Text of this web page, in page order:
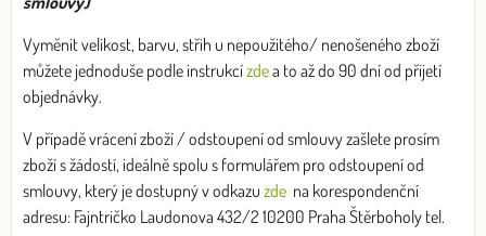
Vyměnit velikost, barvu, střih u nepoužitého/ nenošeného zboží
můžete jednoduše podle instrukcízdea to až do 90 dní od přijetí
objednávky.
V případě vrácení zboží / odstoupení od smlouvy zašlete prosím
zboží s žádostí, ideálně spolu s formulářem pro odstoupení od
smlouvy, který je dostupný v odkazu zde na korespondenční
adresu: Fajntričko Laudonova 432/2 10200 Praha Štěrboholy tel.